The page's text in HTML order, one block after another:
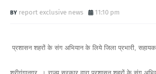
report exclusive news 11:10 pm
प्रशासन शहरों के संग अभियान के लिये जिला प्रभारी, सहायक